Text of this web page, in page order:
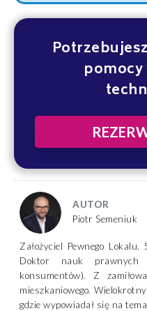
AUTOR
Piotr Semeniuk
Założyciel Pewnego
Doktor nauk
konsumentów). Z
mieszkaniowego.
gdzie wypowiadał się na